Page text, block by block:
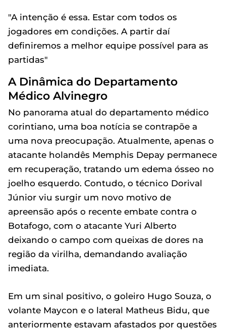
"A intenção é essa. Estar com todos os
jogadores em condições. A partir daí
definiremos a melhor equipe possível para as
partidas"
A Dinâmica do Departamento
Médico Alvinegro
No panorama atual do departamento médico
corintiano, uma boa notícia se contrapõe a
uma nova preocupação. Atualmente, apenas o
atacante holandês Memphis Depay permanece
em recuperação, tratando um edema ósseo no
joelho esquerdo. Contudo, o técnico Dorival
Júnior viu surgir um novo motivo de
apreensão após o recente embate contra o
Botafogo, com o atacante Yuri Alberto
deixando o campo com queixas de dores na
região da virilha, demandando avaliação
imediata.
Em um sinal positivo, o goleiro Hugo Souza, o
volante Maycon e o lateral Matheus Bidu, que
anteriormente estavam afastados por questões